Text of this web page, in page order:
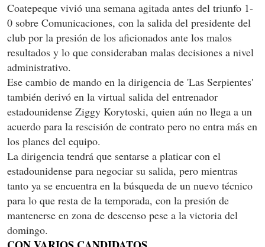
Coatepeque vivió una semana agitada antes del triunfo 1-
0 sobre Comunicaciones, con la salida del presidente del
club por la presión de los aficionados ante los malos
resultados y lo que consideraban malas decisiones a nivel
administrativo.
Ese cambio de mando en la dirigencia de 'Las Serpientes'
también derivó en la virtual salida del entrenador
estadounidense Ziggy Korytoski, quien aún no llega a un
acuerdo para la rescisión de contrato pero no entra más en
los planes del equipo.
La dirigencia tendrá que sentarse a platicar con el
estadounidense para negociar su salida, pero mientras
tanto ya se encuentra en la búsqueda de un nuevo técnico
para lo que resta de la temporada, con la presión de
mantenerse en zona de descenso pese a la victoria del
domingo.